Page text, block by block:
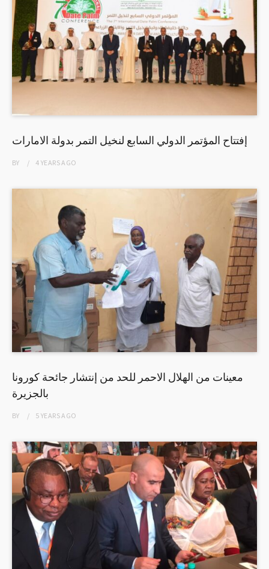
إفتتاح المؤتمر الدولي السابع لنخيل التمر بدولة الامارات
BY 4 YEARSAGO
معينات من الهلال الاحمر للحد من إنتشار جائحة كورونا
بالجزيرة
BY 5 YEARSAGO